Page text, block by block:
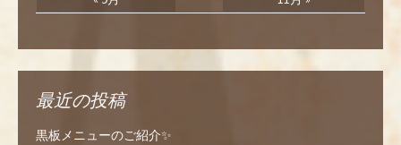
最近の投稿
黒板メニューのご紹介✨